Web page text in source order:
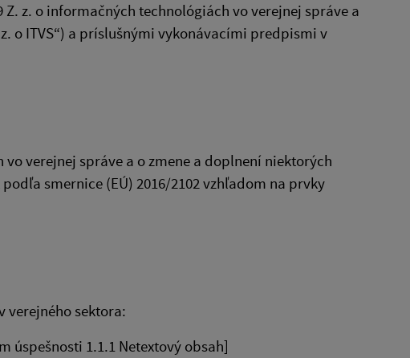
z. o informačných technológiách vo verejnej správe a
o ITVS“) a príslušnými vykonávacími predpismi v
verejnej správe a o zmene a doplnení niektorých
smernice (EÚ) 2016/2102 vzhľadom na prvky
verejného sektora:
úspešnosti 1.1.1 Netextový obsah]